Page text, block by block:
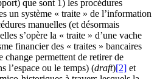
que sont 1) les procédures
un système « traite » de l’information
manuelles (et désormais
s’opère la « traite » d’une vache
financier des « traites » bancaires
change permettent de retirer de
l’espace ou le temps) (draft)[2] et